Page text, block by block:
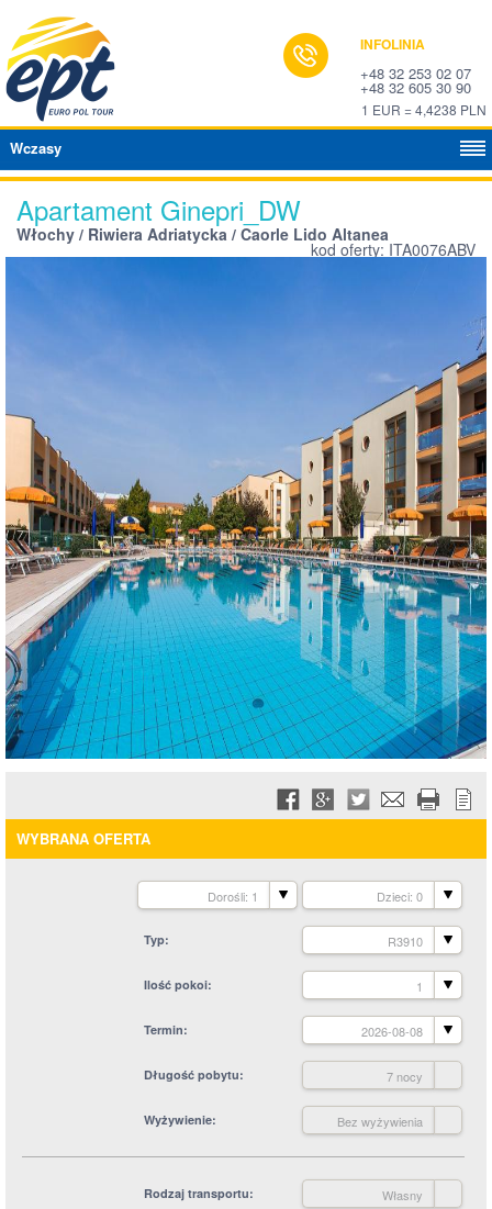
INFOLINIA
+48 32 253 02 07
+48 32 605 30 90
1 EUR = 4,4238 PLN
Wczasy
Apartament Ginepri_DW
Włochy / Riwiera Adriatycka / Caorle Lido Altanea
kod oferty: ITA0076ABV
WYBRANA OFERTA
Dorośli: 1 Dzieci: 0
Typ R3910
Ilość pokoi 1
Termin 2026-08-08
Długość pobytu 7 nocy
Wyżywienie Bez wyżywienia
Rodzaj transportu Własny